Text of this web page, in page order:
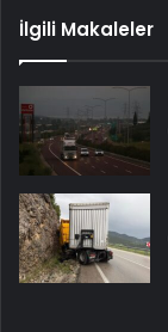
İlgili Makaleler